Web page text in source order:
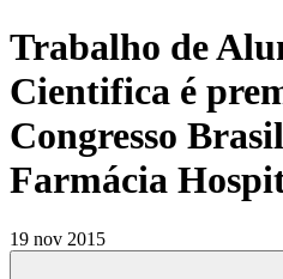
Trabalho de
Cientifica é
Congresso
Farmácia
19 nov 2015